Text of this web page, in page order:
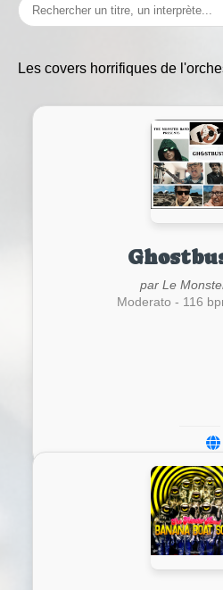
Les covers horrifiques de
par Le
Moderato - 116